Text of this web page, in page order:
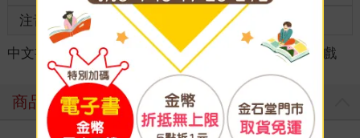
注音 級別
中文書 ＞ 生活風格 ＞ 休閒/嗜好 數獨/數字遊戲
商品評價